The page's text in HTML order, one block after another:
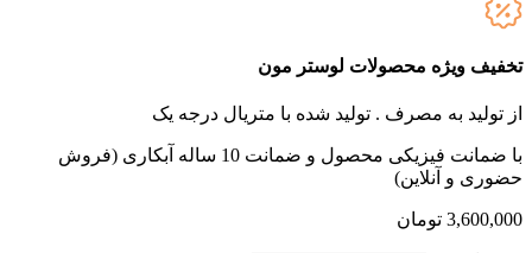
تخفیف ویژه محصولات لوستر مون
از تولید به مصرف . تولید شده با متریال درجه یک
با ضمانت فیزیکی محصول و ضمانت 10 ساله آبکاری (فروش
حضوری و آنلاین)
3,600,000 تومان